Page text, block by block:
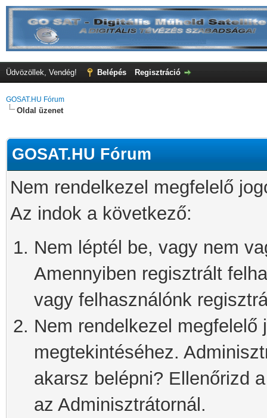
Üdvözöllek, Vendég! Belépés Regisztráció
GOSAT.HU Fórum
Oldal üzenet
GOSAT.HU Fórum
Nem rendelkezel megfelelő
Az indok a következő:
Nem léptél be, vagy nem
Amennyiben regisztrált
vagy felhasználónk
Nem rendelkezel megfelelő
megtekintéséhez.
akarsz belépni? Ellenőrizd
az Adminisztrátornál.